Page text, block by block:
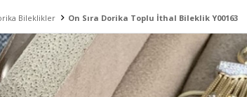
Bileklikler On Sıra Dorika Toplu İthal Bileklik Y00163